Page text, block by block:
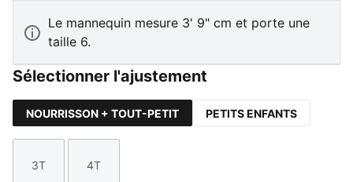
Le mannequin mesure 3' 9" cm et porte une
taille 6.
Sélectionner l'ajustement
NOURRISSON + TOUT-PETIT PETITS ENFANTS
Taille
3T
Taille
4T